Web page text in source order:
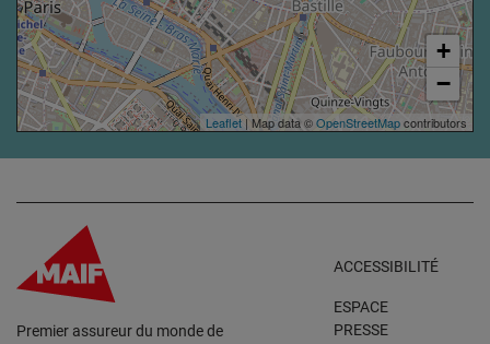
+
−
Leaflet | Map data ©OpenStreetMapcontributors
Premier assureur du monde de
ACCESSIBILITÉ
ESPACE
PRESSE